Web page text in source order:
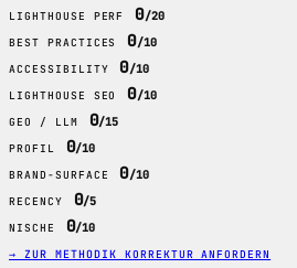
LIGHTHOUSE PERF 0/20
BEST PRACTICES 0/10
ACCESSIBILITY 0/10
LIGHTHOUSE SEO 0/10
GEO / LLM 0/15
PROFIL 0/10
BRAND-SURFACE 0/10
RECENCY 0/5
NISCHE 0/10
→ ZUR METHODIK KORREKTUR ANFORDERN